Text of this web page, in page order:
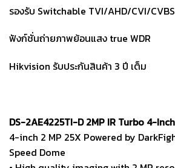
รองรับ Switchable TVI/AHD/CVI/
ฟังก์ชั่นถ่ายภาพย้อนแสง true WDR
Hikvision รับประกันสินค้า 3 ปี เต็ม
DS-2AE4225TI-D 2MP IR Turbo 4-
4-inch 2 MP 25X Powered by
Speed Dome